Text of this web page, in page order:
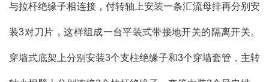
与拉杆绝缘子相连接，付转轴上安装一条汇流母排再分别安
装3对刀片，这样组成一台平装式带接地开关的隔离开关。
穿墙式底架上分别安装3个支柱绝缘子和3个穿墙套管，主转